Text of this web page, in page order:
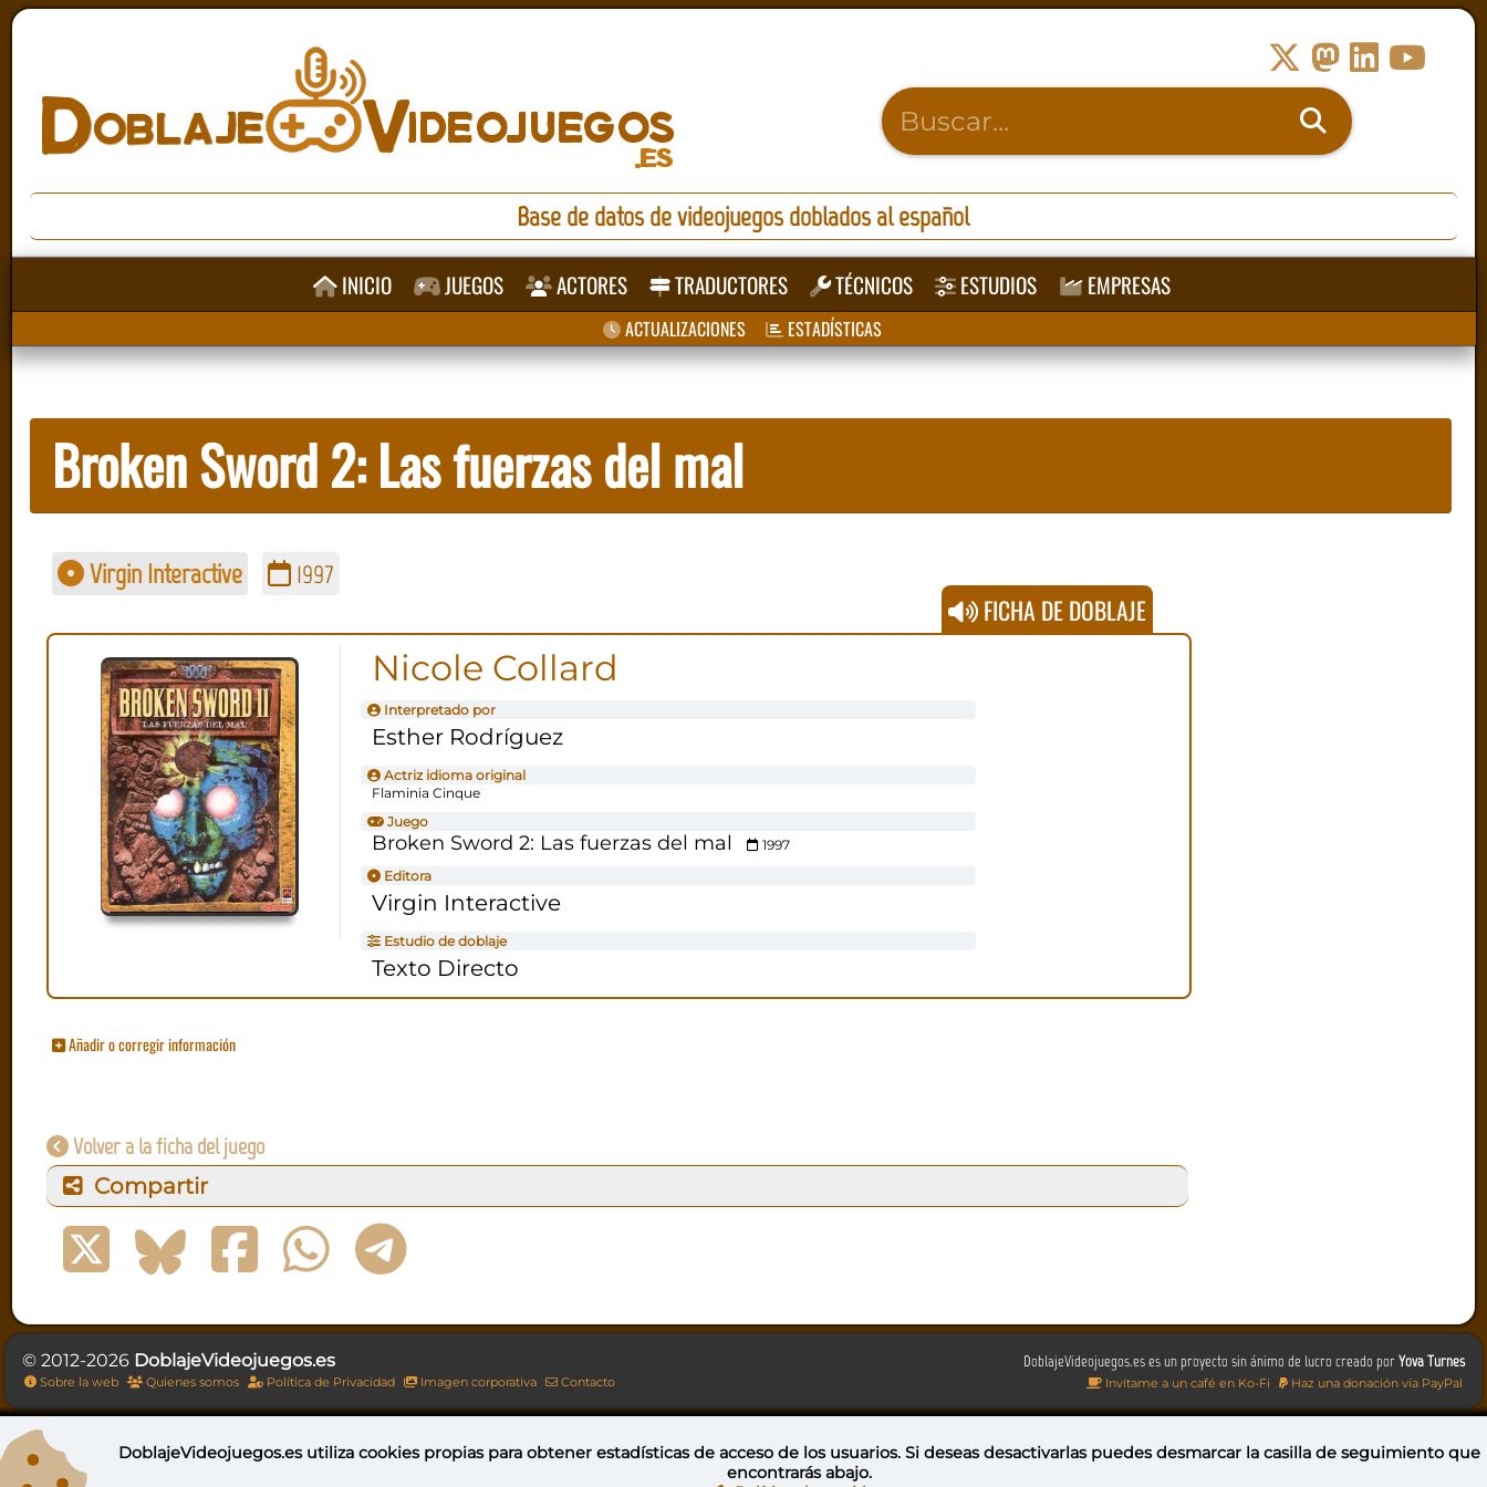
Base de datos de videojuegos doblados al español
INICIO JUEGOS ACTORES TRADUCTORES TÉCNICOS ESTUDIOS EMPRESAS
ACTUALIZACIONES ESTADÍSTICAS
Broken Sword 2: Las fuerzas del mal
Virgin Interactive 1997
FICHA DE DOBLAJE
Nicole Collard
Interpretado por
Esther Rodríguez
Actriz idioma original
Flaminia Cinque
Juego
Broken Sword 2: Las fuerzas del mal
1997
Editora
Virgin Interactive
Estudio de doblaje
Texto Directo
Añadir o corregir información
Volver a la ficha del juego
Compartir
DoblajeVideojuegos.es es un proyecto sin ánimo de lucro creado porYova Turnes
Invítame a un café en Ko-Fi Haz una donación vía PayPal
© 2012-2026 DoblajeVideojuegos.es
Sobre la web Quienes somos Política de Privacidad Imagen corporativa Contacto
Esta obra está bajo una licencia de Creative Commons Reconocimiento-NoComercial-CompartirIgual 4.0 Internacional
DoblajeVideojuegos.es utilizacookies propiaspara obtener estadísticas de acceso de los usuarios. Si deseas desactivarlas puedesdesmarcar la casilla de seguimiento que
encontrarás abajo.